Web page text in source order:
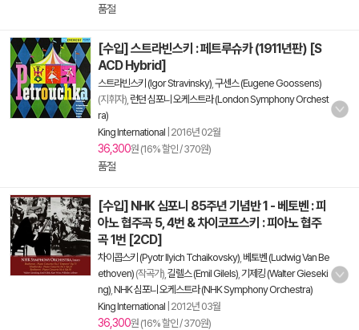
품절
[수입] 스트라빈스키 : 페트루슈카 (1911년판) [S
ACD Hybrid]
스트라빈스키 (Igor Stravinsky) 구센스 (Eugene Goossens)
(지휘자), 런던 심포니 오케스트라 (London Symphony Orchest
ra)
King International 2016년 02월
36,300원 (16% 할인 / 370원)
품절
[수입] NHK 심포니 85주년 기념반 1 - 베토벤 : 피
아노 협주곡 5, 4번 & 차이코프스키 : 피아노 협주
곡 1번 [2CD]
차이콥스키 (Pyotr Ilyich Tchaikovsky) 베토벤 (Ludwig Van Be
ethoven) (작곡가), 길렐스 (Emil Gilels) 기제킹 (Walter Gieseki
ng) NHK 심포니 오케스트라 (NHK Symphony Orchestra)
King International 2012년 03월
36,300원 (16% 할인 / 370원)